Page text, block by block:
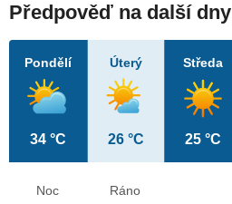
Předpověď na další dny
Pondělí
34 °C
Úterý
26 °C
Středa
25 °C
Noc
Ráno